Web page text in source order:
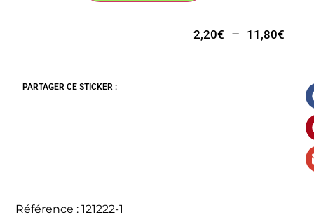
2,20€ – 11,80€
PARTAGER CE STICKER :
Référence : 121222-1